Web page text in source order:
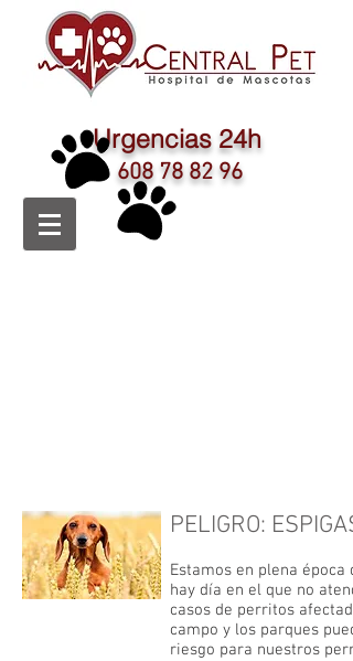
Urgencias 24h
608 78 82 96
PELIGRO: ESPIGAS
Estamos en plena época
hay día en el que no
casos de perritos
campo y los parques
riesgo para nuestros